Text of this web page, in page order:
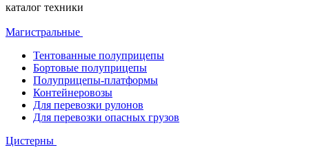
каталог техники
Магистральные
Тентованные полуприцепы
Бортовые полуприцепы
Полуприцепы-платформы
Контейнеровозы
Для перевозки рулонов
Для перевозки опасных грузов
Цистерны